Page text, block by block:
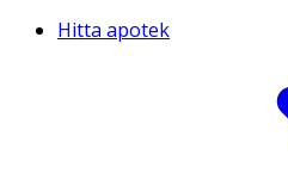
Hitta apotek